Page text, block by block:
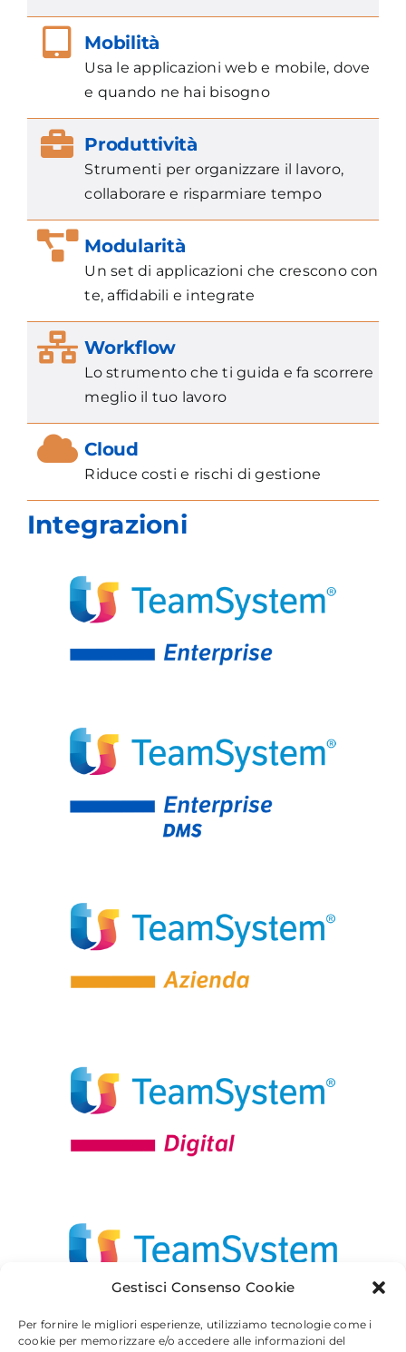
Gestisci Consenso Cookie
Per fornire le migliori esperienze, utilizziamo tecnologie come i
cookie per memorizzare e/o accedere alle informazioni del
Mobilità
Usa le applicazioni web e mobile, dove
e quando ne hai bisogno
Produttività
Strumenti per organizzare il lavoro,
collaborare e risparmiare tempo
Modularità
Un set di applicazioni che crescono con
te, affidabili e integrate
Workflow
Lo strumento che ti guida e fa scorrere
meglio il tuo lavoro
Cloud
Riduce costi e rischi di gestione
Integrazioni